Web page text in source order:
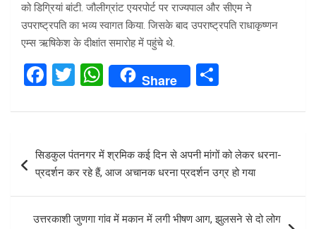
को डिग्रियां बांटी. जौलीग्रांट एयरपोर्ट पर राज्यपाल और सीएम ने
उपराष्ट्रपति का भव्य स्वागत किया. जिसके बाद उपराष्ट्रपति राधाकृष्णन
एम्स ऋषिकेश के दीक्षांत समारोह में पहुंचे थे.
F
ce
o
k
T
tt
W
at
s
A
p
Share
ar
e
navigation
सिडकुल पंतनगर में श्रमिक कई दिन से अपनी मांगों को लेकर धरना-
प्रदर्शन कर रहे हैं, आज अचानक धरना प्रदर्शन उग्र हो गया
उत्तरकाशी जुणगा गांव में मकान में लगी भीषण आग, झुलसने से दो लोग